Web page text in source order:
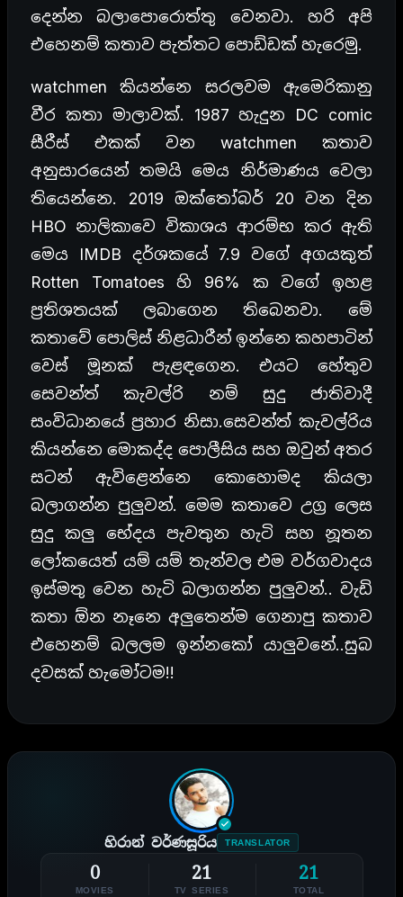
දෙන්න බලාපොරොත්තු වෙනවා. හරි අපි
එහෙනම් කතාව පැත්තට පොඩ්ඩක් හැරෙමු.
watchmen කියන්නෙ සරලවම ඇමෙරිකානු
වීර කතා මාලාවක්. 1987 හැදුන DC comic
සීරීස් එකක් වන watchmen කතාව
අනුසාරයෙන් තමයි මෙය නිර්මාණය වෙලා
තියෙන්නෙ. 2019 ඔක්තෝබර් 20 වන දින
HBO නාලිකාවෙ විකාශය ආරම්භ කර ඇති
මෙය IMDB දර්ශකයේ 7.9 වගේ අගයකුත්
Rotten Tomatoes හි 96% ක වගේ ඉහළ
ප්‍රතිශතයක් ලබාගෙන තිබෙනවා. මේ
කතාවේ පොලිස් නිළධාරීන් ඉන්නෙ කහපාටින්
වෙස් මූනක් පැළඳගෙන. එයට හේතුව
සෙවන්ත් කැවල්රි නම් සුදු ජාතිවාදී
සංවිධානයේ ප්‍රහාර නිසා.සෙවන්ත් කැවල්රිය
කියන්නෙ මොකද්ද පොලීසිය සහ ඔවුන් අතර
සටන් ඇවිළෙන්නෙ කොහොමද කියලා
බලාගන්න පුලුවන්. මෙම කතාවෙ උග්‍ර ලෙස
සුදු කලු භේදය පැවතුන හැටි සහ නූතන
ලෝකයෙත් යම් යම් තැන්වල එම වර්ගවාදය
ඉස්මතු වෙන හැටි බලාගන්න පුලුවන්.. වැඩි
කතා ඕන නෑනෙ අලුතෙන්ම ගෙනාපු කතාව
එහෙනම් බලලම ඉන්නකෝ යාලුවනේ..සුබ
දවසක් හැමෝටම!!
හිරාන් වර්ණසූරිය TRANSLATOR
0
MOVIES
21
TV SERIES
21
TOTAL